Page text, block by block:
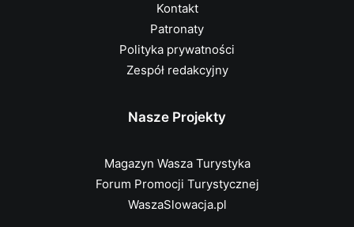
Kontakt
Patronaty
Polityka prywatności
Zespół redakcyjny
Nasze Projekty
Magazyn Wasza Turystyka
Forum Promocji Turystycznej
WaszaSlowacja.pl